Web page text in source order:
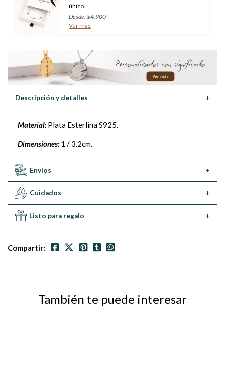
único.
Desde: $4.900
Ver más
Descripción y detalles +
Material: Plata Esterlina S925.
Dimensiones: 1 / 3.2cm.
Envíos +
Cuidados +
Listo para regalo +
Compartir:
También te puede interesar